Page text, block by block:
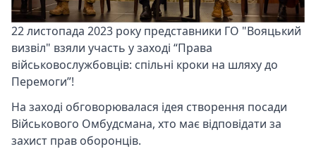
22 листопада 2023 року представники ГО "Вояцький
визвіл" взяли участь у заході “Права
військовослужбовців: спільні кроки на шляху до
Перемоги”!
На заході обговорювалася ідея створення посади
Військового Омбудсмана, хто має відповідати за
захист прав оборонців.